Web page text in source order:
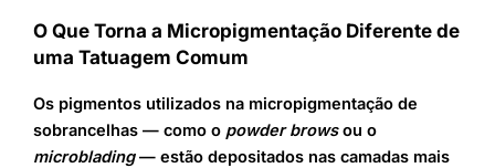
O Que Torna a Micropigmentação Diferente de
uma Tatuagem Comum
Os pigmentos utilizados na micropigmentação de
sobrancelhas — como o powder browsou o
microblading— estão depositados nas camadas mais